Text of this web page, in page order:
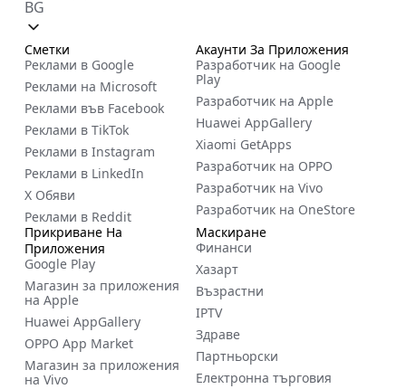
BG
Сметки
Реклами в Google
Реклами на Microsoft
Реклами във Facebook
Реклами в TikTok
Реклами в Instagram
Реклами в LinkedIn
X Обяви
Реклами в Reddit
Маскиране
Финанси
Хазарт
Възрастни
IPTV
Здраве
Партньорски
Електронна търговия
Акаунти За Приложения
Разработчик на Google
Play
Разработчик на Apple
Huawei AppGallery
Xiaomi GetApps
Разработчик на OPPO
Разработчик на Vivo
Разработчик на OneStore
Прикриване На
Приложения
Google Play
Магазин за приложения
на Apple
Huawei AppGallery
OPPO App Market
Магазин за приложения
на Vivo